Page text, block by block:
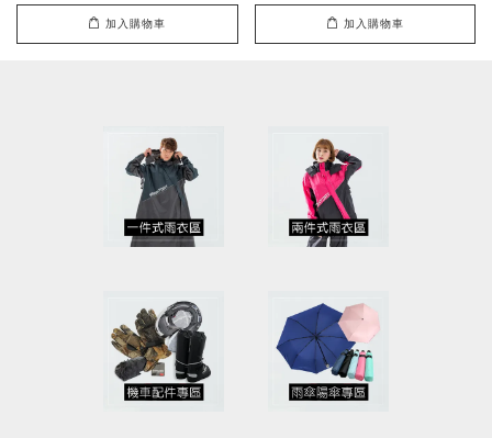
加入購物車 加入購物車